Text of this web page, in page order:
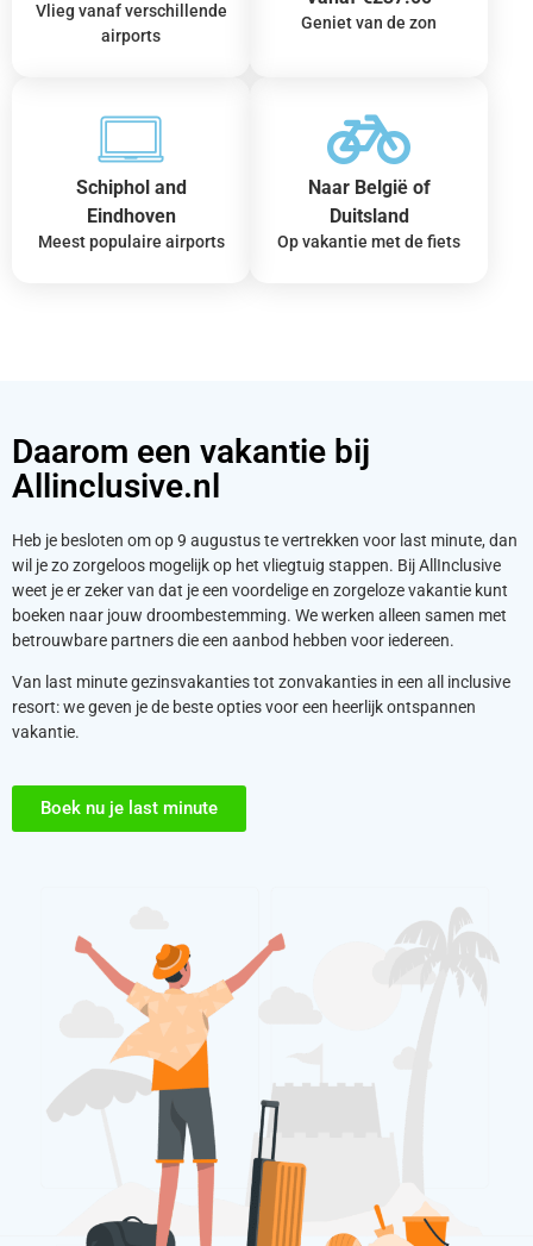
Vlieg vanaf verschillende
airports
Geniet van de zon
Schiphol and
Eindhoven
Meest populaire airports
Naar België of
Duitsland
Op vakantie met de fiets
Daarom een vakantie bij
Allinclusive.nl
Heb je besloten om op 9 augustus te vertrekken voor last minute, dan
wil je zo zorgeloos mogelijk op het vliegtuig stappen. Bij AllInclusive
weet je er zeker van dat je een voordelige en zorgeloze vakantie kunt
boeken naar jouw droombestemming. We werken alleen samen met
betrouwbare partners die een aanbod hebben voor iedereen.
Van last minute gezinsvakanties tot zonvakanties in een all inclusive
resort: we geven je de beste opties voor een heerlijk ontspannen
vakantie.
Boek nu je last minute